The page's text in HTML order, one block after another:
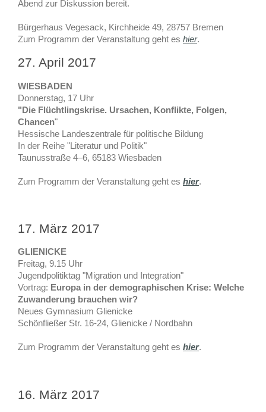
Abend zur Diskussion bereit.
Bürgerhaus Vegesack, Kirchheide 49, 28757 Bremen
Zum Programm der Veranstaltung geht es hier.
27. April 2017
WIESBADEN
Donnerstag, 17 Uhr
"Die Flüchtlingskrise. Ursachen, Konflikte, Folgen,
Chancen"
Hessische Landeszentrale für politische Bildung
In der Reihe "Literatur und Politik"
Taunusstraße 4–6, 65183 Wiesbaden
Zum Programm der Veranstaltung geht es hier.
17. März 2017
GLIENICKE
Freitag, 9.15 Uhr
Jugendpolitiktag "Migration und Integration"
Vortrag: Europa in der demographischen Krise: Welche
Zuwanderung brauchen wir?
Neues Gymnasium Glienicke
Schönfließer Str. 16-24, Glienicke / Nordbahn
Zum Programm der Veranstaltung geht es hier.
16. März 2017